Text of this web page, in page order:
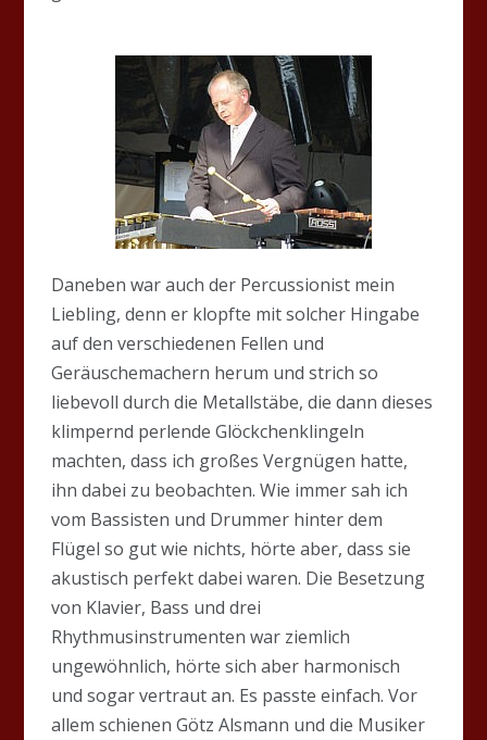
Daneben war auch der Percussionist mein
Liebling, denn er klopfte mit solcher Hingabe
auf den verschiedenen Fellen und
Geräuschemachern herum und strich so
liebevoll durch die Metallstäbe, die dann dieses
klimpernd perlende Glöckchenklingeln
machten, dass ich großes Vergnügen hatte,
ihn dabei zu beobachten. Wie immer sah ich
vom Bassisten und Drummer hinter dem
Flügel so gut wie nichts, hörte aber, dass sie
akustisch perfekt dabei waren. Die Besetzung
von Klavier, Bass und drei
Rhythmusinstrumenten war ziemlich
ungewöhnlich, hörte sich aber harmonisch
und sogar vertraut an. Es passte einfach. Vor
allem schienen Götz Alsmann und die Musiker